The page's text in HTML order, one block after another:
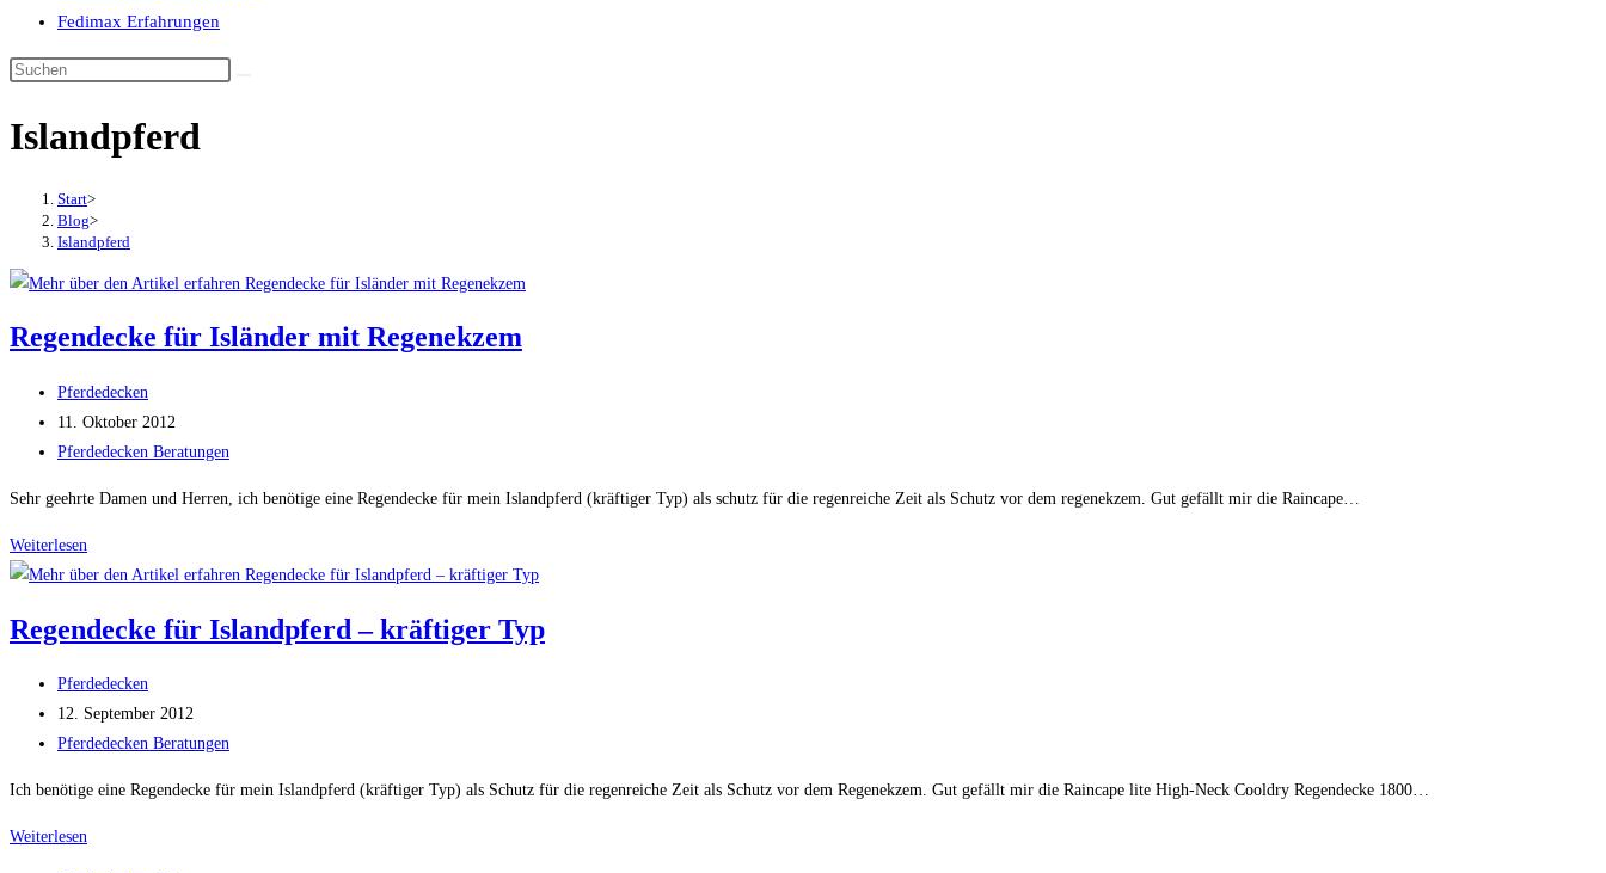
Fedimax Erfahrungen
Diese
durchsuchen
Islandpferd
Start>
Blog>
Islandpferd
Regendecke für Isländer mit Regenekzem
Beitrags-
Autor:
Pferdedecken
Beitrag
veröffentlicht:
11. Oktober 2012
Beitrags-
Pferdedecken Beratungen
Sehr geehrte Damen und Herren, ich benötige eine Regendecke für mein Islandpferd (kräftiger Typ) als schutz für die regenreiche Zeit als Schutz vor dem regenekzem. Gut gefällt mir die Raincape…
Weiterlesen
für
mit
Regendecke für Islandpferd – kräftiger Typ
Beitrags-
Autor:
Pferdedecken
Beitrag
veröffentlicht:
12. September 2012
Beitrags-
Pferdedecken Beratungen
Ich benötige eine Regendecke für mein Islandpferd (kräftiger Typ) als Schutz für die regenreiche Zeit als Schutz vor dem Regenekzem. Gut gefällt mir die Raincape lite High-Neck Cooldry Regendecke 1800…
Weiterlesen